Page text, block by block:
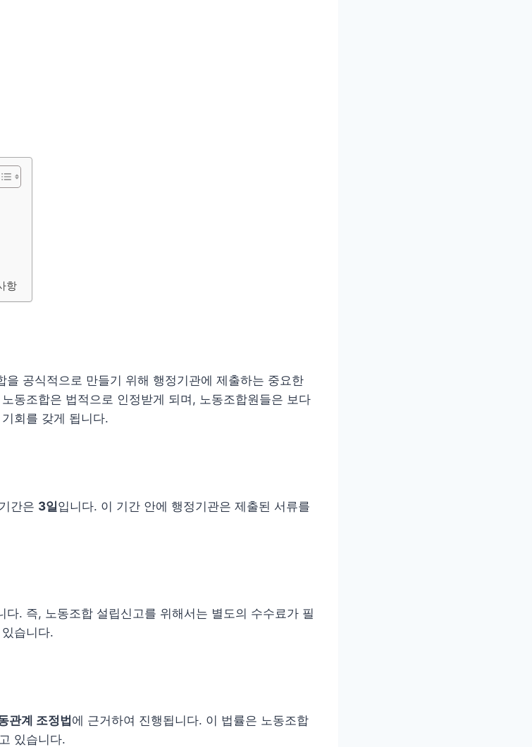
항
을 공식적으로 만들기 위해 행정기관에 제출하는 중요한
동조합은 법적으로 인정받게 되며, 노동조합원들은 보다
회를 갖게 됩니다.
간은 3일입니다. 이 기간 안에 행정기관은 제출된 서류를
다. 즉, 노동조합 설립신고를 위해서는 별도의 수수료가 필
습니다.
관계 조정법에 근거하여 진행됩니다. 이 법률은 노동조합
있습니다.